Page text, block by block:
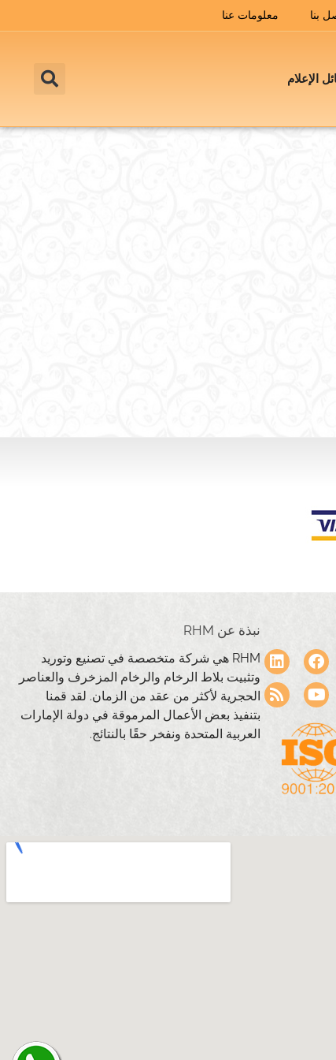
بنا معلومات عنا
الإعلام
نبذة عن RHM
RHM هي شركة متخصصة في تصنيع وتوريد
وتثبيت بلاط الرخام والرخام المزخرف والعناصر
الحجرية لأكثر من عقد من الزمان. لقد قمنا
بتنفيذ بعض الأعمال المرموقة في دولة الإمارات
العربية المتحدة ونفخر حقًا بالنتائج.